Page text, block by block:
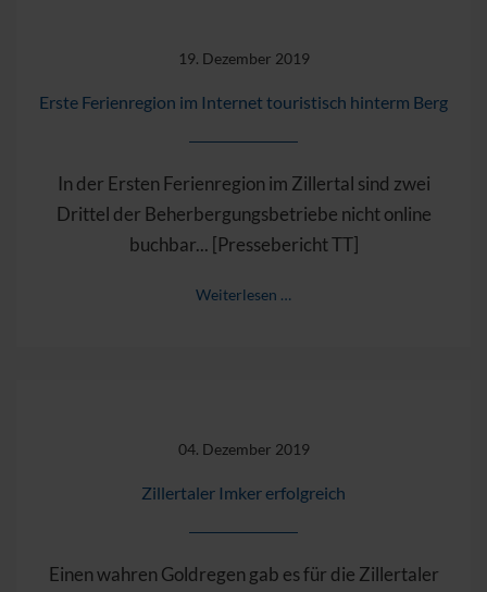
19. Dezember 2019
Erste Ferienregion im Internet touristisch hinterm Berg
In der Ersten Ferienregion im Zillertal sind zwei
Drittel der Beherbergungsbetriebe nicht online
buchbar... [Pressebericht TT]
Weiterlesen …
04. Dezember 2019
Zillertaler Imker erfolgreich
Einen wahren Goldregen gab es für die Zillertaler